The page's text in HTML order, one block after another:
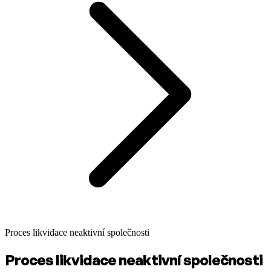
Proces likvidace neaktivní společnosti
Proces likvidace neaktivní společnosti